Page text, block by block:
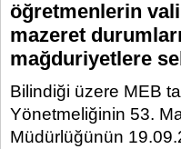
öğretmenlerin
mazeret
mağduriyetlere
Bilindiği üzere MEB
Yönetmeliğinin 53.
Müdürlüğünün